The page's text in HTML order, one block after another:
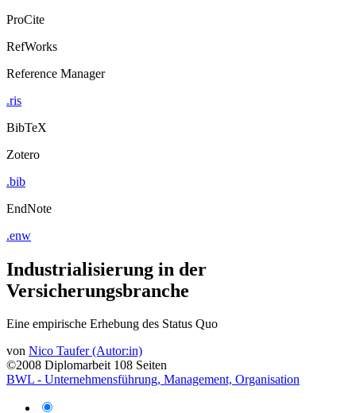
ProCite
RefWorks
Reference Manager
.ris
BibTeX
Zotero
.bib
EndNote
.enw
Industrialisierung in der
Versicherungsbranche
Eine empirische Erhebung des Status Quo
von Nico Taufer (Autor:in)
©2008 Diplomarbeit 108 Seiten
BWL - Unternehmensführung, Management, Organisation